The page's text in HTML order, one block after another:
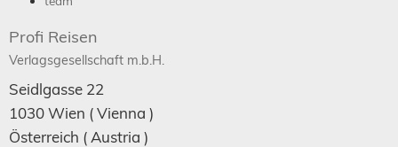
Profi Reisen
Verlagsgesellschaft m.b.H.
Seidlgasse 22
1030Wien ( Vienna )
Österreich ( Austria )